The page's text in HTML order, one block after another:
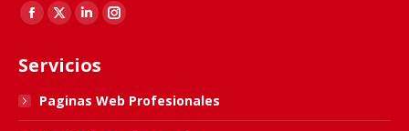
Find us on:
Facebook
opens
in
new
X
opens
in
new
Linkedin
opens
new
Instagram
in
new
Servicios
Paginas Web Profesionales